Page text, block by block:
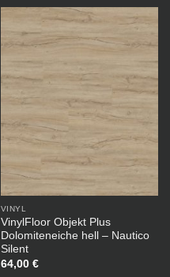
VINYL
VinylFloor Objekt Plus
Dolomiteneiche hell – Nautico
Silent
64,00 €